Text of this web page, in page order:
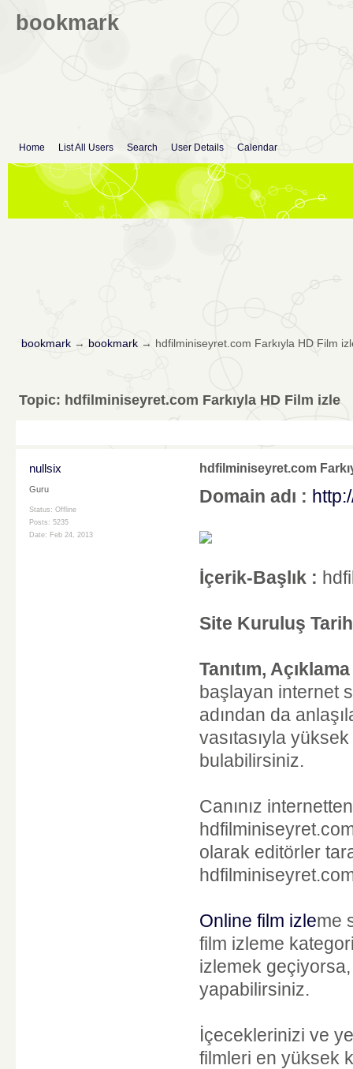
bookmark
Home List All Users Search User Details Calendar
bookmark→ bookmark→ hdfilminiseyret.com Farkıyla HD Film
Topic: hdfilminiseyret.com Farkıyla HD Film izle
nullsix
Guru
Status: Offline
Posts: 5235
Date: Feb 24, 2013
hdfilminiseyret.com
Domain adı :
İçerik-Başlık :
Site Kuruluş
Tanıtım,
başlayan internet
adından da
vasıtasıyla
bulabilirsiniz.
Canınız
olarak editörler
Online film izleme
film izleme
izlemek
yapabilirsiniz.
İçeceklerinizi ve
filmleri en yüksek